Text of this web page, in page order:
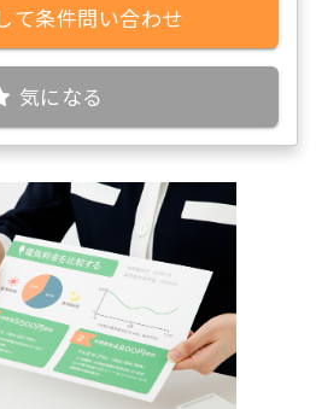
て条件問い合わせ
気になる